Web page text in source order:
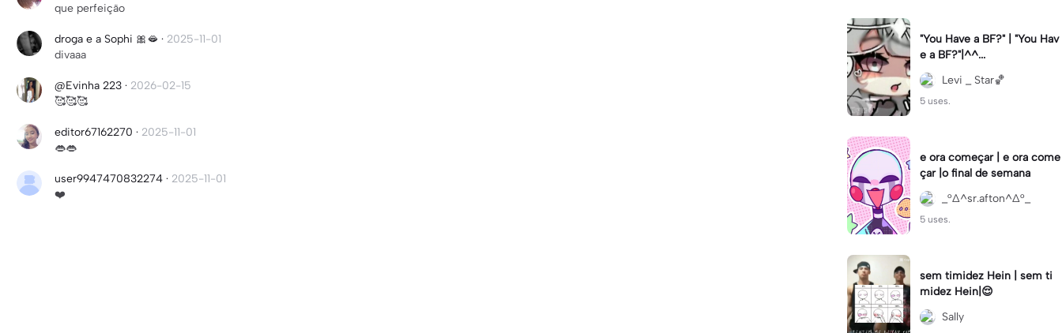
que perfeição
droga e a Sophi 🎀🫦 · 2025-11-01
divaaa
@Evinha 223 · 2026-02-15
🥰🥰🥰
editor67162270 · 2025-11-01
👄👄
user9947470832274 · 2025-11-01
❤️
"You Have a BF?" | "You Hav
e a BF?"|^^...
Levi _ Star🏀
5 uses.
e ora começar | e ora come
çar |o final de semana
_°∆^sr.afton^∆°_
5 uses.
sem timidez Hein | sem ti
midez Hein|😌
Sally